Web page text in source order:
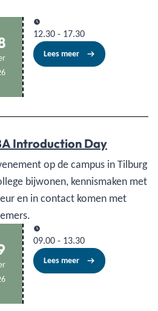
12.30 - 17.30
Lees meer
Introduction Day
op de campus in Tilburg
bijwonen, kennismaken met
en in contact komen met
09.00 - 13.30
Lees meer